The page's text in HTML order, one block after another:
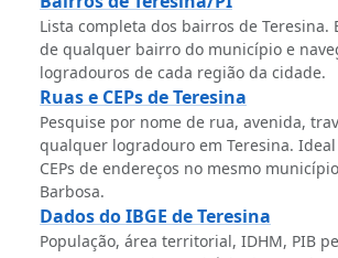
Lista completa dos bairros de Teresina.
de qualquer bairro do município e
logradouros de cada região da cidade.
Ruas e CEPs de Teresina
Pesquise por nome de rua, avenida,
qualquer logradouro em Teresina.
CEPs de endereços no mesmo
Barbosa.
Dados do IBGE de Teresina
População, área territorial, IDHM, PIB